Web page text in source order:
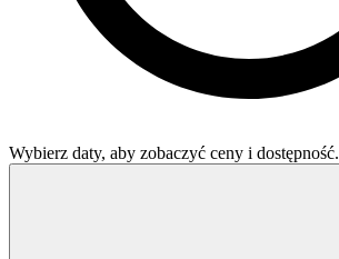
Wybierz daty, aby zobaczyć ceny i dostępność.